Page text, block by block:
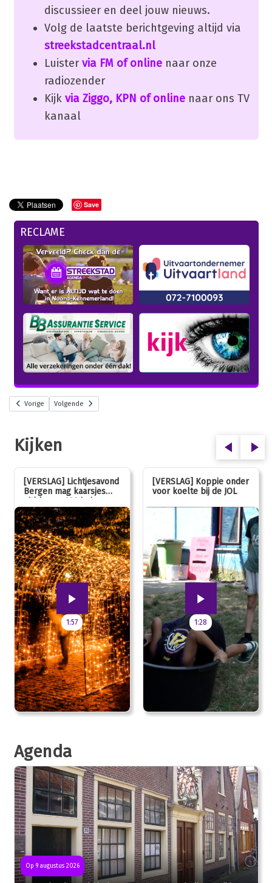
discussieer en deel jouw nieuws.
Volg de laatste berichtgeving altijd via
streekstadcentraal.nl
Luister via FM of onlinenaar onze
radiozender
Kijk via Ziggo, KPN of onlinenaar ons TV
kanaal
Save
RECLAME
Vorige Volgende
Kijken
[VERSLAG] Lichtjesavond
Bergen mag kaarsjes
uitblazen: 100 jarig
jubileum!
1:57
[VERSLAG] Koppie onder
voor koelte bij de JOL
1:28
Agenda
Op 9 augustus 2026